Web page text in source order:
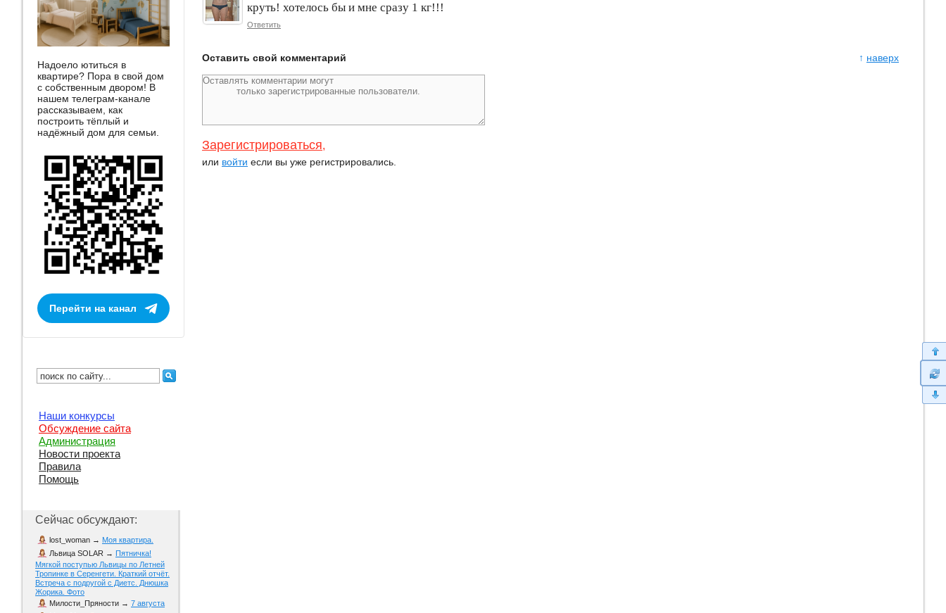
круть! хотелось бы и мне сразу 1 кг!!!
Ответить
↑ наверх
Оставить свой комментарий
Зарегистрироваться,
или войти если вы уже регистрировались.
Надоело ютиться в
квартире? Пора в свой дом
с собственным двором! В
нашем телеграм-канале
рассказываем, как
построить тёплый и
надёжный дом для семьи.
Перейти на канал
Наши конкурсы
Обсуждение сайта
Администрация
Новости проекта
Правила
Помощь
Сейчас обсуждают:
lost_woman → Моя квартира.
Львица SOLAR → Пятничка!
Мягкой поступью Львицы по Летней
Тропинке в Серенгети. Краткий отчёт.
Встреча с подругой с Диетс. Днюшка
Жорика. Фото
Милости_Пряности → 7 августа